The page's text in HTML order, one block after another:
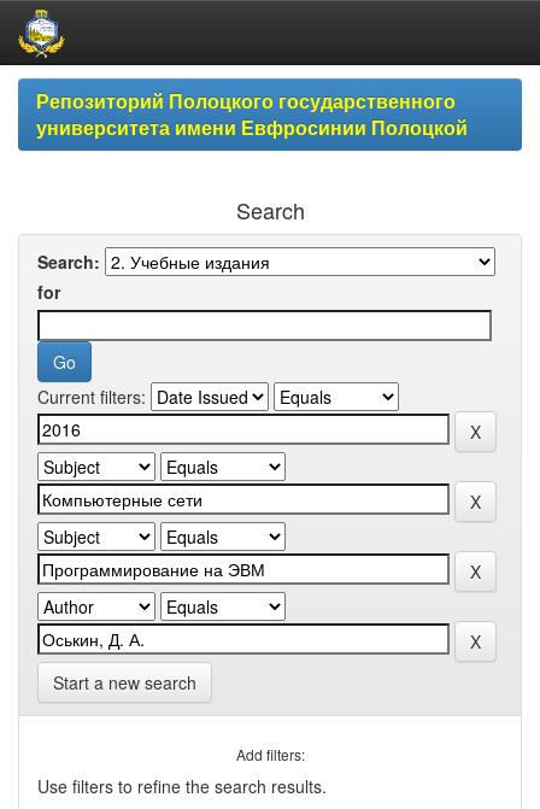
Skip
navigationРепозиторий Полоцкого государственного
университета имени Евфросинии Полоцкой
Search
Search:
for
Current filters:
Start a new search
Add filters:
Use filters to refine the search results.